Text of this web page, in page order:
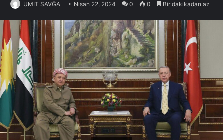
ÜMİT SAVĞA Nisan 22, 2024 0 0 Bir dakikadan az